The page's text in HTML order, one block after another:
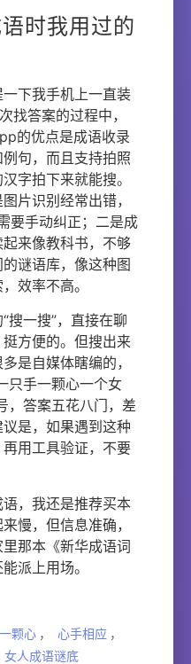
时我用过的
下我手机上一直装
找答案的过程中，
的优点是成语收录
句，而且支持拍照
字拍下来就能搜。
片识别经常出错，
要手动纠正；二是成
来像教科书，不够
谜语库，像这种图
效率不高。
搜一搜”，直接在聊
方便的。但搜出来
是自媒体瞎编的，
只手一颗心一个女
，答案五花八门，差
是，如果遇到这种
用工具验证，不要
，我还是推荐买本
慢，但信息准确，
那本《新华成语词
派上用场。
一颗心 ， 心手相应 ，
女人成语谜底